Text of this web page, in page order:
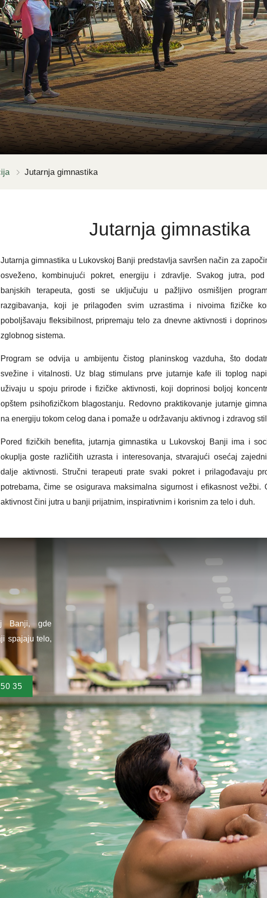
Jutarnja gimnastika
Jutarnja gimnastika
Jutarnja gimnastika u Lukovskoj Banji predstavlja savršen način za
osveženo, kombinujući pokret, energiju i zdravlje. Svakog jutra, pod
banjskih terapeuta, gosti se uključuju u pažljivo osmišljen
razgibavanja, koji je prilagođen svim uzrastima i nivoima fizičke
poboljšavaju fleksibilnost, pripremaju telo za dnevne aktivnosti i
zglobnog sistema.
Program se odvija u ambijentu čistog planinskog vazduha, što
svežine i vitalnosti. Uz blag stimulans prve jutarnje kafe ili toplog
uživaju u spoju prirode i fizičke aktivnosti, koji doprinosi boljoj
opštem psihofizičkom blagostanju. Redovno praktikovanje jutarnje
na energiju tokom celog dana i pomaže u održavanju aktivnog i zdravog
Pored fizičkih benefita, jutarnja gimnastika u Lukovskoj Banji ima i
okuplja goste različitih uzrasta i interesovanja, stvarajući osećaj
dalje aktivnosti. Stručni terapeuti prate svaki pokret i prilagođavaju
potrebama, čime se osigurava maksimalna sigurnost i efikasnost vežbi.
aktivnost čini jutra u banji prijatnim, inspirativnim i korisnim za telo i duh.
Banji, gde
spajaju telo,
35